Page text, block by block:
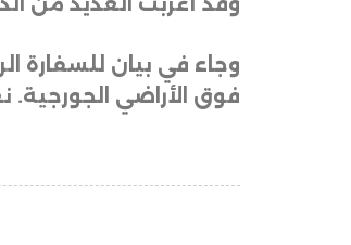
وجاء في بيان للسفارة
فوق الأراضي الجورجية.